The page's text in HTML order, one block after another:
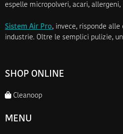
espelle micropolveri, acari,
Sistem Air Pro, invece, risponde
industrie. Oltre le semplici pulizie,
SHOP ONLINE
Cleanoop
MENU